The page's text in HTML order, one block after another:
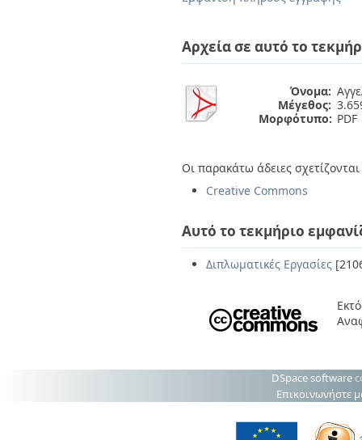
Αρχεία σε αυτό το
Όνομα:
Μέγεθος:
Μορφότυπο: PDF
Οι παρακάτω άδειες
Creative Commons
Αυτό το τεκμήριο
Διπλωματικές Εργασίες
DSpace software
Επικοινωνήστε